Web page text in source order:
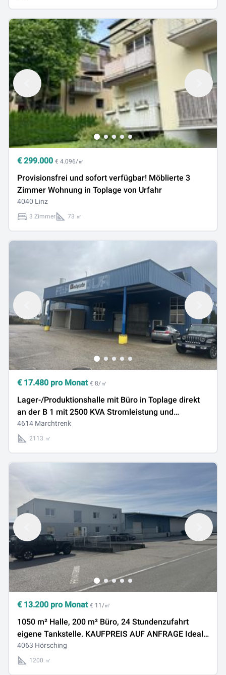
€ 299.000 € 4.096/㎡
Provisionsfrei und sofort verfügbar! Möblierte 3
Zimmer Wohnung in Toplage von Urfahr
4040 Linz
3 Zimmer 73 ㎡
€ 17.480 pro Monat € 8/㎡
Lager-/Produktionshalle mit Büro in Toplage direkt
an der B 1 mit 2500 KVA Stromleistung und
Hausbrunne
4614 Marchtrenk
2113 ㎡
€ 13.200 pro Monat € 11/㎡
1050 m² Halle, 200 m² Büro, 24 Stundenzufahrt
eigene Tankstelle. KAUFPREIS AUF ANFRAGE Ideal
4063 Hörsching
1200 ㎡